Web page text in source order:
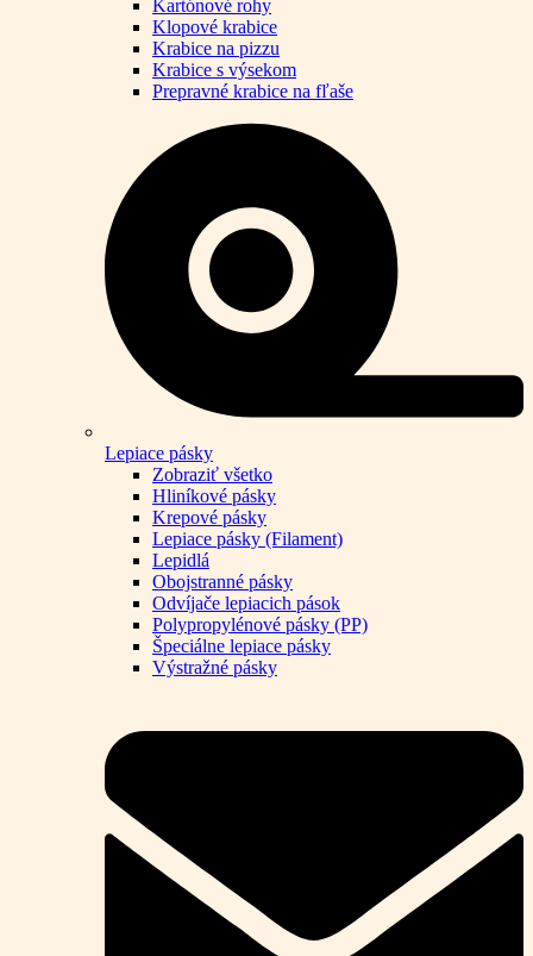
Kartónové rohy
Klopové krabice
Krabice na pizzu
Krabice s výsekom
Prepravné krabice na fľaše
Lepiace pásky
Zobraziť všetko
Hliníkové pásky
Krepové pásky
Lepiace pásky (Filament)
Lepidlá
Obojstranné pásky
Odvíjače lepiacich pások
Polypropylénové pásky (PP)
Špeciálne lepiace pásky
Výstražné pásky